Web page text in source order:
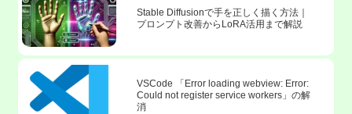
Stable Diffusionで手を正しく描く方法｜
プロンプト改善からLoRA活用まで解説
VSCode 「Error loading webview: Error:
Could not register service workers」の解
消